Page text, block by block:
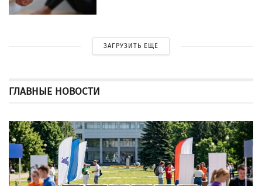
ЗАГРУЗИТЬ ЕЩЕ
ГЛАВНЫЕ НОВОСТИ